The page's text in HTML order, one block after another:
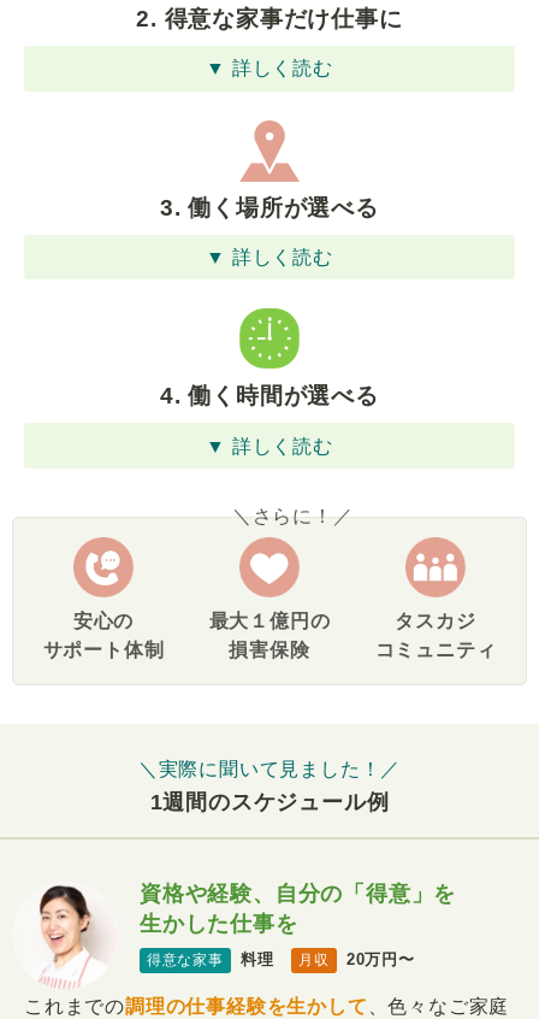
2. 得意な家事だけ仕事に
▼ 詳しく読む
3. 働く場所が選べる
▼ 詳しく読む
4. 働く時間が選べる
▼ 詳しく読む
＼さらに！／
安心の
サポート体制
最大１億円の
損害保険
タスカジ
コミュニティ
＼実際に聞いて見ました！／
1週間のスケジュール例
資格や経験、自分の「得意」を
生かした仕事を
得意な家事 料理 月収 20万円〜
これまでの調理の仕事経験を生かして 、色々なご家庭